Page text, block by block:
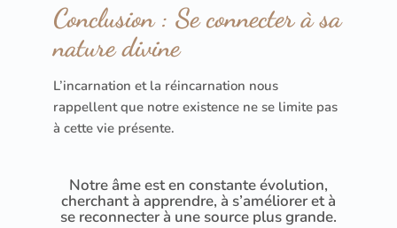
Conclusion : Se connecter à sa
nature divine
L’incarnation et la réincarnation nous
rappellent que notre existence ne se limite pas
à cette vie présente.
Notre âme est en constante évolution,
cherchant à apprendre, à s’améliorer et à
se reconnecter à une source plus grande.